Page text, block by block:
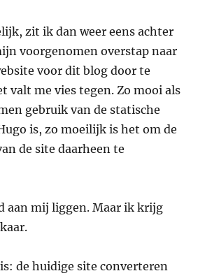
zit ik dan weer eens achter
voorgenomen overstap naar
voor dit blog door te
valt me vies tegen. Zo mooi als
gebruik van de statische
is, zo moeilijk is het om de
de site daarheen te
aan mij liggen. Maar ik krijg
de huidige site converteren